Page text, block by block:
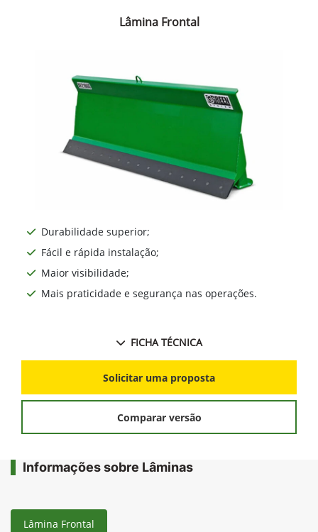
Lâmina Frontal
Durabilidade superior;
Fácil e rápida instalação;
Maior visibilidade;
Mais praticidade e segurança nas operações.
FICHA TÉCNICA
Solicitar uma proposta
Comparar versão
Informações sobre Lâminas
Lâmina Frontal